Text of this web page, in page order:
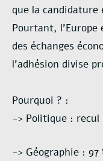
que la
Pourtant,
des échanges
l’adhésion divise
Pourquoi ? :
-> Politique : recul
-> Géographie :